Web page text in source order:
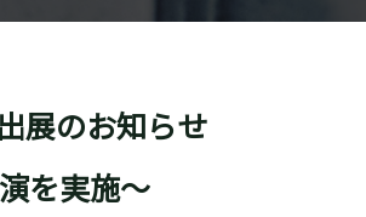
展のお知らせ
を実施～